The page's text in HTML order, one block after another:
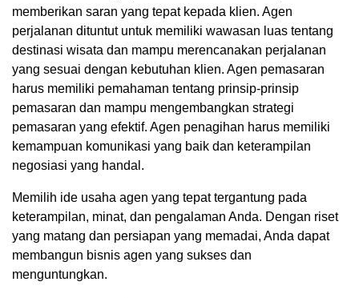
memberikan saran yang tepat kepada klien. Agen
perjalanan dituntut untuk memiliki wawasan luas tentang
destinasi wisata dan mampu merencanakan perjalanan
yang sesuai dengan kebutuhan klien. Agen pemasaran
harus memiliki pemahaman tentang prinsip-prinsip
pemasaran dan mampu mengembangkan strategi
pemasaran yang efektif. Agen penagihan harus memiliki
kemampuan komunikasi yang baik dan keterampilan
negosiasi yang handal.
Memilih ide usaha agen yang tepat tergantung pada
keterampilan, minat, dan pengalaman Anda. Dengan riset
yang matang dan persiapan yang memadai, Anda dapat
membangun bisnis agen yang sukses dan
menguntungkan.